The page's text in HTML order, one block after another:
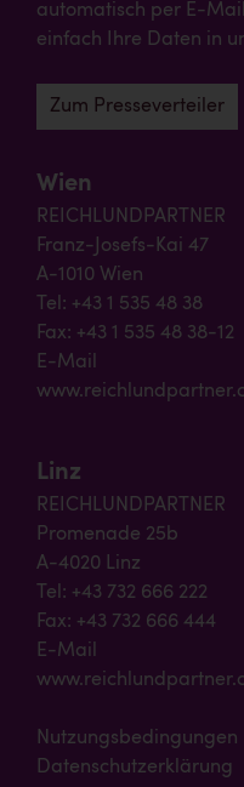
automatisch per E-
einfach Ihre Daten in
Zum Presseverteiler
Wien
REICHLUNDPARTNER
Franz-Josefs-Kai 47
A-1010 Wien
Tel: +43 1 535 48 38
Fax: +43 1 535 48 38-12
E-Mail
Linz
REICHLUNDPARTNER
Promenade 25b
A-4020 Linz
Tel: +43 732 666 222
Fax: +43 732 666 444
E-Mail
Nutzungsbedingungen
Datenschutzerklärung